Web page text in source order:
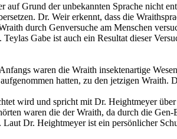
Grund der unbekannten Sprache nicht
Dr. Weir erkennt, dass die
durch Genversuche am Menschen
Gabe ist auch ein Resultat dieser
waren die Wraith insektenartige
hatten, zu den jetzigen
wird und spricht mit Dr. Heightmeyer
waren die der Wraith, da durch die
Dr. Heightmeyer ist ein persönlicher